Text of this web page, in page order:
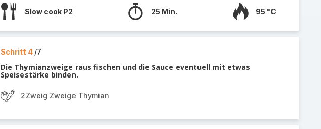
Slow cook P2 25 Min. 95 °C
Schritt 4 /7
Die Thymianzweige raus fischen und die Sauce eventuell mit etwas
Speisestärke binden.
2Zweig Zweige Thymian